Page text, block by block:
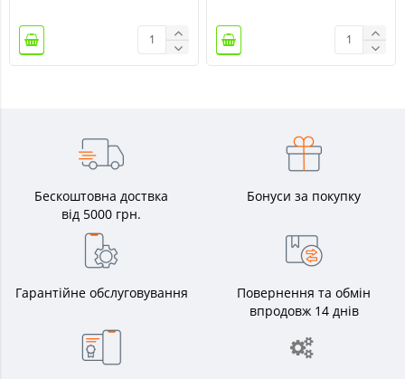
Бескоштовна доствка
від 5000 грн.
Бонуси за покупку
Гарантійне обслуговування
Повернення та обмін
впродовж 14 днів